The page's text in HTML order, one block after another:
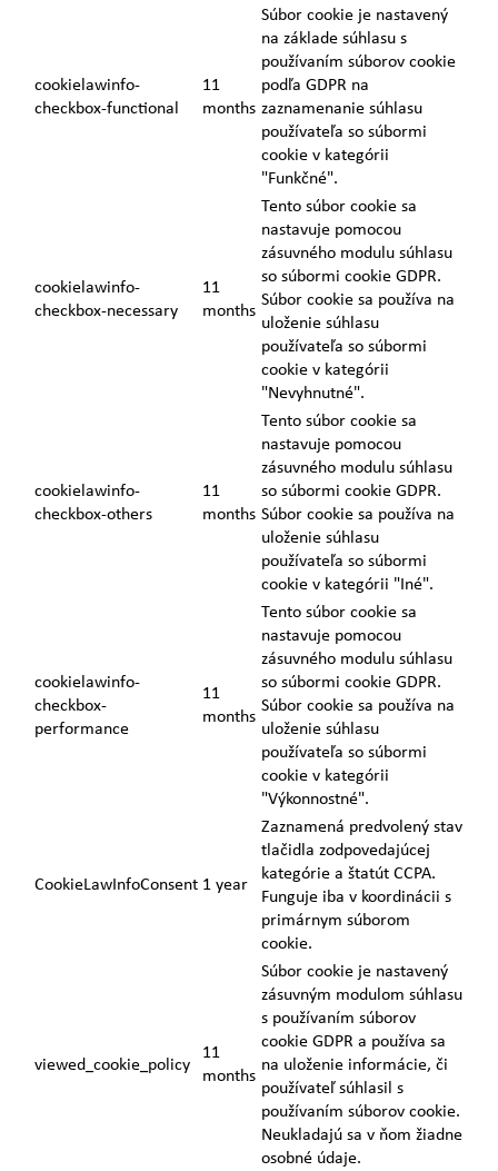
cookielawinfo-
checkbox-functional
11
months
Súbor cookie je nastavený
na základe súhlasu s
používaním súborov cookie
podľa GDPR na
zaznamenanie súhlasu
používateľa so súbormi
cookie v kategórii
"Funkčné".
cookielawinfo-
checkbox-necessary
11
months
Tento súbor cookie sa
nastavuje pomocou
zásuvného modulu súhlasu
so súbormi cookie GDPR.
Súbor cookie sa používa na
uloženie súhlasu
používateľa so súbormi
cookie v kategórii
"Nevyhnutné".
cookielawinfo-
checkbox-others
11
months
Tento súbor cookie sa
nastavuje pomocou
zásuvného modulu súhlasu
so súbormi cookie GDPR.
Súbor cookie sa používa na
uloženie súhlasu
používateľa so súbormi
cookie v kategórii "Iné".
cookielawinfo-
checkbox-
performance
11
months
Tento súbor cookie sa
nastavuje pomocou
zásuvného modulu súhlasu
so súbormi cookie GDPR.
Súbor cookie sa používa na
uloženie súhlasu
používateľa so súbormi
cookie v kategórii
"Výkonnostné".
CookieLawInfoConsent 1 year
Zaznamená predvolený stav
tlačidla zodpovedajúcej
kategórie a štatút CCPA.
Funguje iba v koordinácii s
primárnym súborom
cookie.
viewed_cookie_policy
11
months
Súbor cookie je nastavený
zásuvným modulom súhlasu
s používaním súborov
cookie GDPR a používa sa
na uloženie informácie, či
používateľ súhlasil s
používaním súborov cookie.
Neukladajú sa v ňom žiadne
osobné údaje.